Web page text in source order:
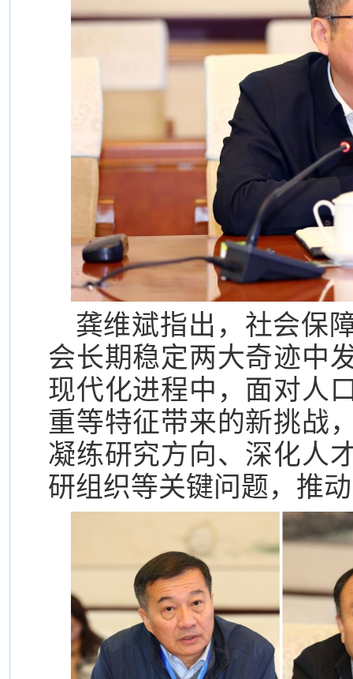
龚维斌指出，社会保
会长期稳定两大奇迹中
现代化进程中，面对人
重等特征带来的新挑战
凝练研究方向、深化人
研组织等关键问题，推